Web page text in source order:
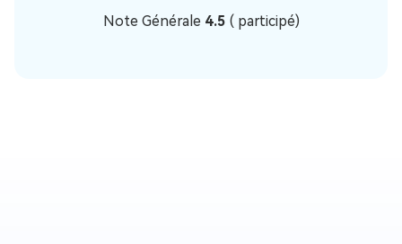
Note Générale 4.5 (participé)